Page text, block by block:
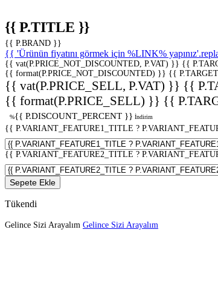
{{ P.TITLE }}
{{ P.BRAND }}
{{ 'Ürünün fiyatını görmek için %LINK%
{{ vat(P.PRICE_NOT_DISCOUNTED, P.VAT) }} {{
{{ format(P.PRICE_NOT_DISCOUNTED) }} {{
{{ vat(P.PRICE_SELL, P.VAT) }} {{
{{ format(P.PRICE_SELL) }} {{
%{{ P.DISCOUNT_PERCENT }} İndirim
{{ P.VARIANT_FEATURE1_TITLE ?
{{ P.VARIANT_FEATURE2_TITLE ?
Sepete Ekle
Tükendi
Gelince Sizi Arayalım Gelince Sizi Arayalım